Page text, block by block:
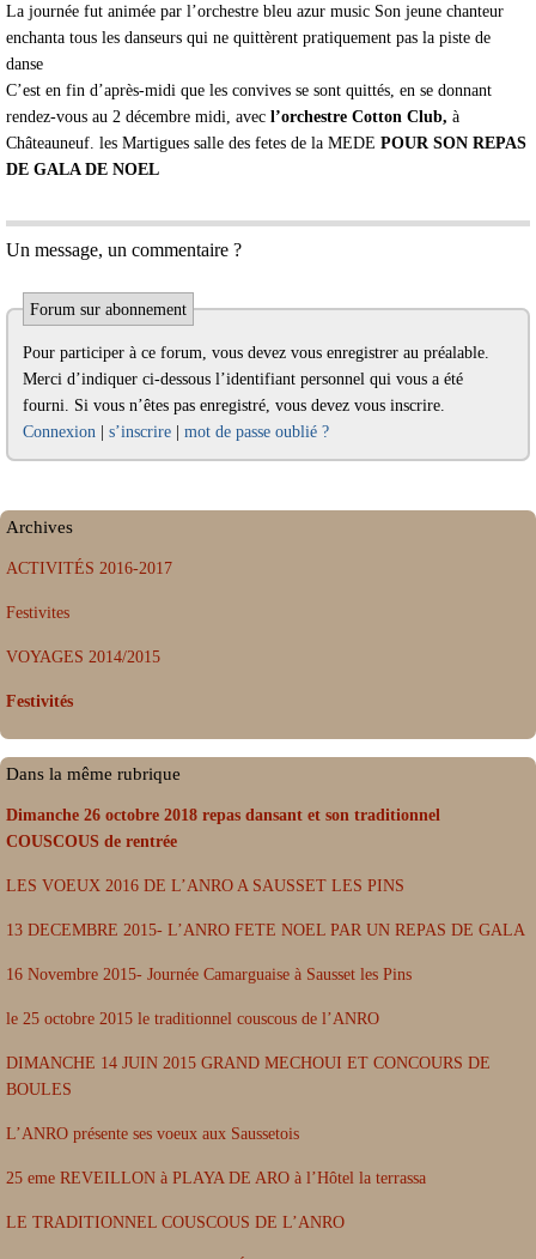
La journée fut animée par l’orchestre bleu azur music Son jeune chanteur
enchanta tous les danseurs qui ne quittèrent pratiquement pas la piste de
danse
C’est en fin d’après-midi que les convives se sont quittés, en se donnant
rendez-vous au 2 décembre midi, avec l’orchestre Cotton Club, à
Châteauneuf. les Martigues salle des fetes de la MEDE POUR SON REPAS
DE GALA DE NOEL
Un message, un commentaire ?
Forum sur abonnement
Pour participer à ce forum, vous devez vous enregistrer au préalable.
Merci d’indiquer ci-dessous l’identifiant personnel qui vous a été
fourni. Si vous n’êtes pas enregistré, vous devez vous inscrire.
Connexion | s’inscrire | mot de passe oublié ?
Archives
ACTIVITÉS 2016-2017
Festivites
VOYAGES 2014/2015
Festivités
Dans la même rubrique
Dimanche 26 octobre 2018 repas dansant et son traditionnel
COUSCOUS de rentrée
LES VOEUX 2016 DE L’ANRO A SAUSSET LES PINS
13 DECEMBRE 2015- L’ANRO FETE NOEL PAR UN REPAS DE GALA
16 Novembre 2015- Journée Camarguaise à Sausset les Pins
le 25 octobre 2015 le traditionnel couscous de l’ANRO
DIMANCHE 14 JUIN 2015 GRAND MECHOUI ET CONCOURS DE
BOULES
L’ANRO présente ses voeux aux Saussetois
25 eme REVEILLON à PLAYA DE ARO à l’Hôtel la terrassa
LE TRADITIONNEL COUSCOUS DE L’ANRO